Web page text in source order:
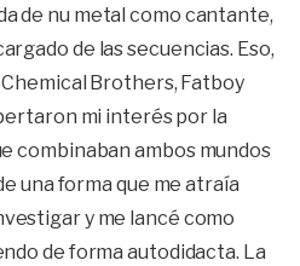
de nu metal como cantante,
de las secuencias. Eso,
Brothers, Fatboy
mi interés por la
combinaban ambos mundos
una forma que me atraía
y me lancé como
de forma autodidacta. La